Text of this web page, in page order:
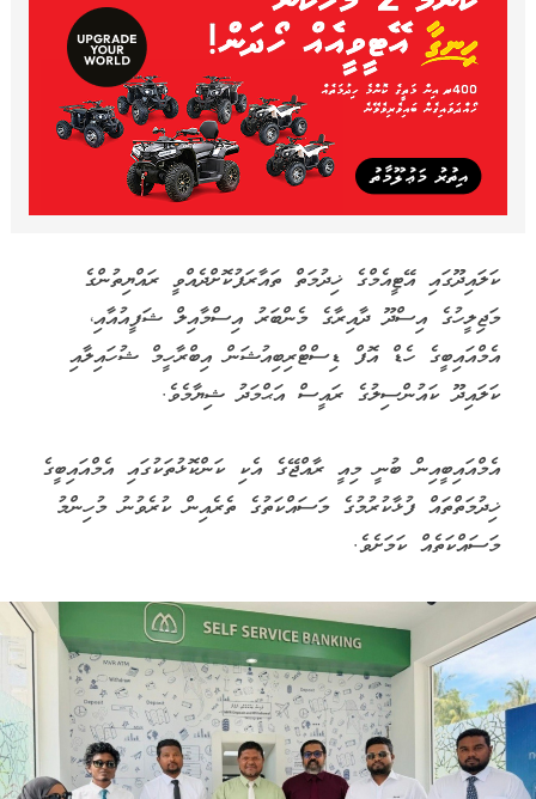
ކަލައިދޫގައި އޭޓީއެމްގެ ޚިދުމަތް ތައާރަފުކޮށްދެއްވީ ރައްޔިތުންގެ
މަޖިލީހުގެ އިސްދޫ ދާއިރާގެ މެންބަރު އިސްމާއިލް ޝަފީއުއާއި،
އެމްއައިބީގެ ހެޑް އޮފް ޑިސްޓްރިބިއުޝަން އިބްރާހީމް ޝުހައިލާއި
ކަލައިދޫ ކައުންސިލުގެ ރައީސް އަޙްމަދު ޝިޔާމެވެ.
އެމްއައިބީއިން ބުނީ މިއީ ރާއްޖޭގެ އެކި ކަންކޮޅުތަކުގައި އެމްއައިބީގެ
ޚިދުމަތްތައް ފުޅާކުރުމުގެ މަސައްކަތުގެ ތެރެއިން ކުރެވުނު މުހިންމު
މަސައްކަތެއް ކަމަށެވެ.